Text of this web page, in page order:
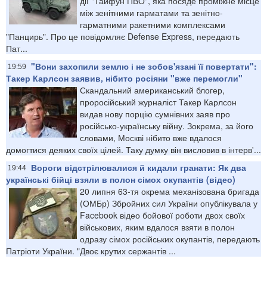
між зенітними гарматами та зенітно-
гарматними ракетними комплексами
"Панцирь". Про це повідомляє Defense Express, передають
Пат...
19:59
"Вони захопили землю і не зобов'язані її повертати":
Такер Карлсон заявив, нібито росіяни "вже перемогли"
Скандальний американський блогер,
проросійський журналіст Такер Карлсон
видав нову порцію сумнівних заяв про
російсько-українську війну. Зокрема, за його
словами, Москві нібито вже вдалося
домогтися деяких своїх цілей. Таку думку він висловив в інтерв'...
19:44
Вороги відстрілювалися й кидали гранати: Як два
українські бійці взяли в полон сімох окупантів (відео)
20 липня 63-тя окрема механізована бригада
(ОМБр) Збройних сил України опублікувала у
Facebook відео бойової роботи двох своїх
військових, яким вдалося взяти в полон
одразу сімох російських окупантів, передають
Патріоти України. "Двоє крутих сержантів ...